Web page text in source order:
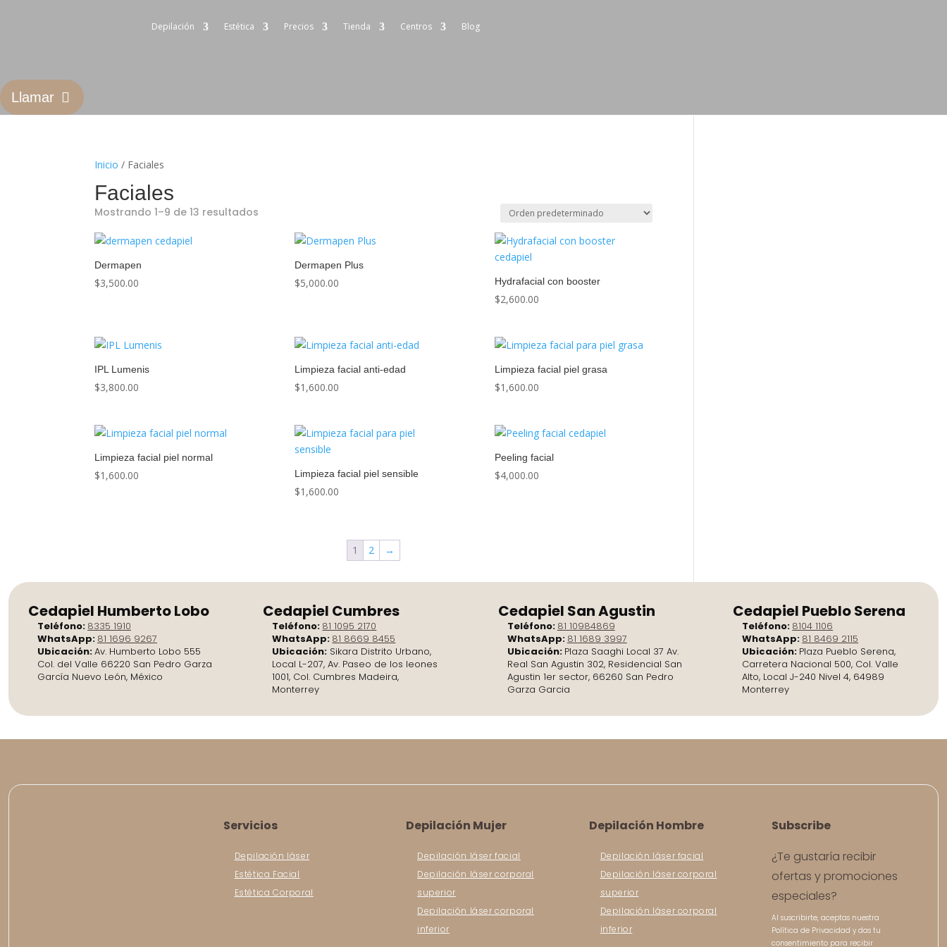
Depilación Estética Precios Tienda Centros Blog
Llamar
Inicio / Faciales
Faciales
Mostrando 1–9 de 13 resultados
Dermapen
$3,500.00
Dermapen Plus
$5,000.00 Hydrafacial con booster
$2,600.00
IPL Lumenis
$3,800.00
Limpieza facial anti-edad
$1,600.00
Limpieza facial piel grasa
$1,600.00
Limpieza facial piel normal
$1,600.00 Limpieza facial piel sensible
$1,600.00
Peeling facial
$4,000.00
1 2 →
Cedapiel Humberto Lobo
Teléfono: 8335 1910
WhatsApp: 81 1696 9267
Ubicación:Av. Humberto Lobo 555
Col. del Valle 66220 San Pedro Garza
García Nuevo León, México
Cedapiel Cumbres
Teléfono: 81 1095 2170
WhatsApp: 81 8669 8455
Ubicación: Sikara Distrito Urbano,
Local L-207, Av. Paseo de los leones
1001, Col. Cumbres Madeira,
Monterrey
Cedapiel San Agustin
Teléfono: 81 10984869
WhatsApp: 81 1689 3997
Ubicación: Plaza Saaghi Local 37 Av.
Real San Agustin 302, Residencial San
Agustin 1er sector, 66260 San Pedro
Garza Garcia
Cedapiel Pueblo Serena
Teléfono: 8104 1106
WhatsApp: 81 8469 2115
Ubicación: Plaza Pueblo Serena,
Carretera Nacional 500, Col. Valle
Alto, Local J-240 Nivel 4, 64989
Monterrey
Servicios
Depilación láser
Estética Facial
Estética Corporal
Depilación Mujer
Depilación láser facial
Depilación láser corporal
superior
Depilación láser corporal
inferior
Depilación Hombre
Depilación láser facial
Depilación láser corporal
superior
Depilación láser corporal
inferior
Subscribe
¿Te gustaría recibir
ofertas y promociones
especiales?
Al suscribirte, aceptas nuestra
Política de Privacidad y das tu
consentimiento para recibir